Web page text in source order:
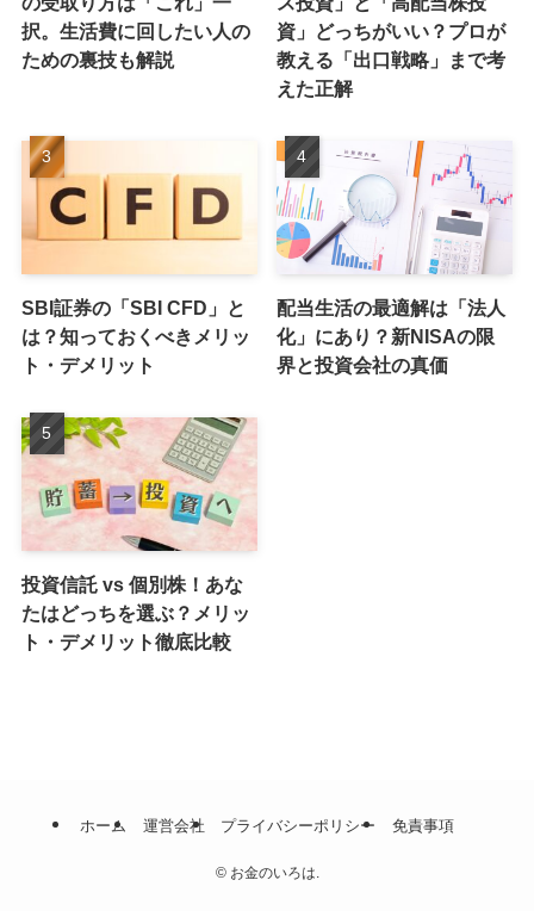
択。生活費に回したい人の
ための裏技も解説
資」どっちがいい？プロが
教える「出口戦略」まで考
えた正解
SBI証券の「SBI CFD」と
は？知っておくべきメリッ
ト・デメリット
配当生活の最適解は「法人
化」にあり？新NISAの限
界と投資会社の真価
投資信託 vs 個別株！あな
たはどっちを選ぶ？メリッ
ト・デメリット徹底比較
ホーム 運営会社 プライバシーポリシー 免責事項
©お金のいろは.